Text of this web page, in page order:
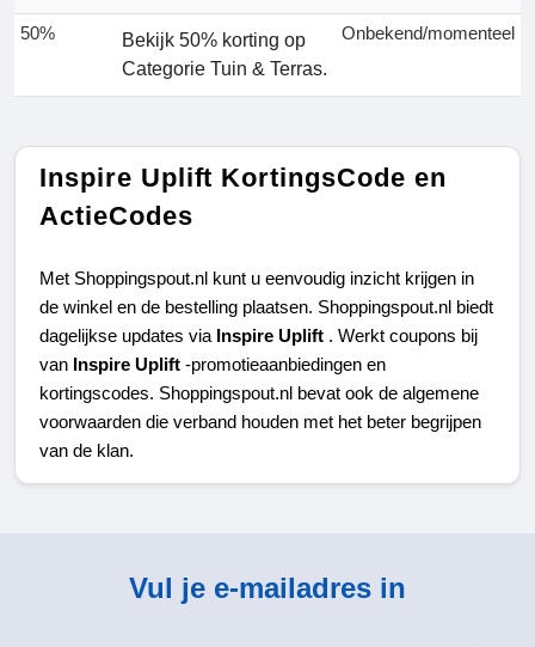
50%
Bekijk 50% korting op
Categorie Tuin & Terras.
Onbekend/momenteel
Inspire Uplift KortingsCode en
ActieCodes
Met Shoppingspout.nl kunt u eenvoudig inzicht krijgen in
de winkel en de bestelling plaatsen. Shoppingspout.nl biedt
dagelijkse updates via Inspire Uplift . Werkt coupons bij
van Inspire Uplift -promotieaanbiedingen en
kortingscodes. Shoppingspout.nl bevat ook de algemene
voorwaarden die verband houden met het beter begrijpen
van de klan.
Vul je e-mailadres in